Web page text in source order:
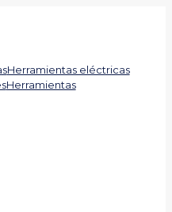
Herramientas eléctricas
Herramientas